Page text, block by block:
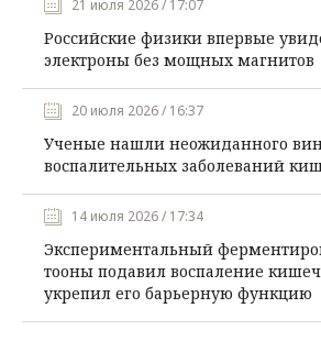
21 июля 2026 / 17:07
Российские физики впервые
электроны без мощных магнитов
20 июля 2026 / 16:37
Ученые нашли неожиданного
воспалительных заболеваний
14 июля 2026 / 17:34
Экспериментальный
тооны подавил воспаление
укрепил его барьерную функцию